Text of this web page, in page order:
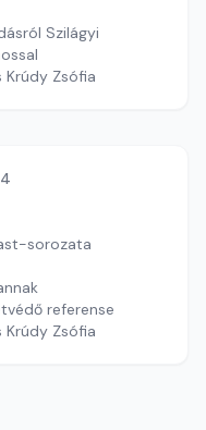
Szilágyi
Krúdy Zsófia
sorozata
referense
Krúdy Zsófia